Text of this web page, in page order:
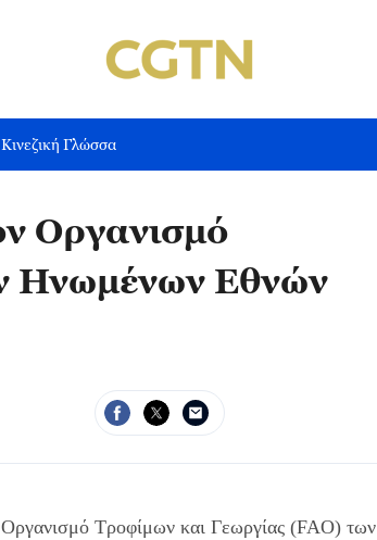
Κινεζική Γλώσσα
Οργανισμό
Ηνωμένων Εθνών
Τροφίμων και Γεωργίας (FAO) των